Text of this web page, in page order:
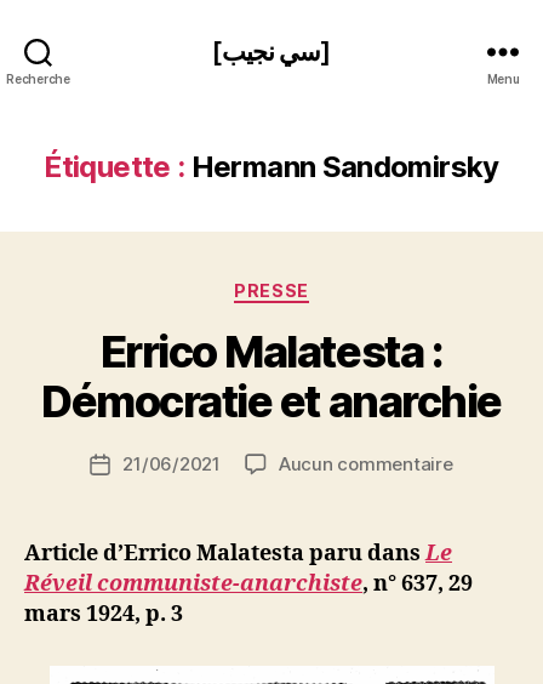
Recherche
[سي نجيب]
Menu
Étiquette : Hermann Sandomirsky
Catégories
PRESSE
Errico Malatesta :
Démocratie et anarchie
de
a
S
N
ji
b
Date21/06/2021 Aucun commentairesur
et
Article d’Errico Malatesta paru dansLe
Réveil communiste-anarchiste, n° 637, 29
mars 1924, p. 3